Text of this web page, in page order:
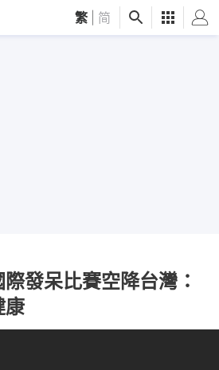
繁 简
際發呆比賽空降台灣：
康